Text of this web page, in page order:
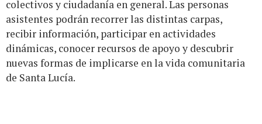
colectivos y ciudadanía en general. Las personas
asistentes podrán recorrer las distintas carpas,
recibir información, participar en actividades
dinámicas, conocer recursos de apoyo y descubrir
nuevas formas de implicarse en la vida comunitaria
de Santa Lucía.